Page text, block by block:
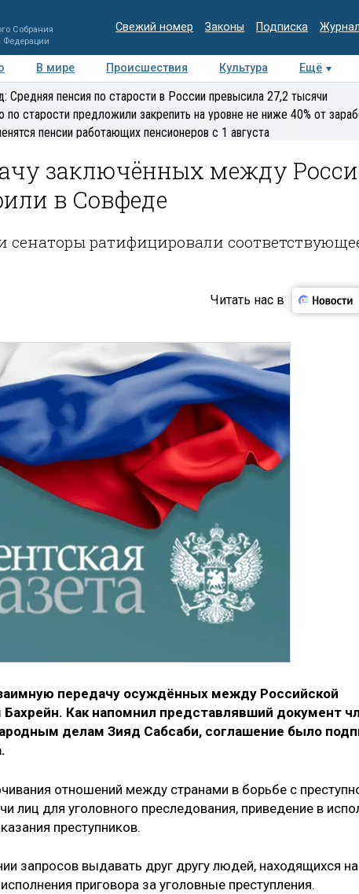
Собрания
Федерации
Свежий номер Законы Подписка
В мире Происшествия Культура Ещё
Медиацентр Интервью Колумнисты
Средняя пенсия по старости в России превысила 27,2 тысячи
по старости предложили закрепить на уровне не ниже 40% от
пенсии работающих пенсионеров с 1 августа
заключённых между
в Совфеде
ратифицировали
Читать нас в
передачу осуждённых между Российской
Как напомнил представлявший документ
делам Зияд Сабсаби, соглашение было
отношений между странами в борьбе с
лиц для уголовного преследования, приведение в
преступников.
запросов выдавать друг другу людей, находящихся на
приговора за уголовные преступления.